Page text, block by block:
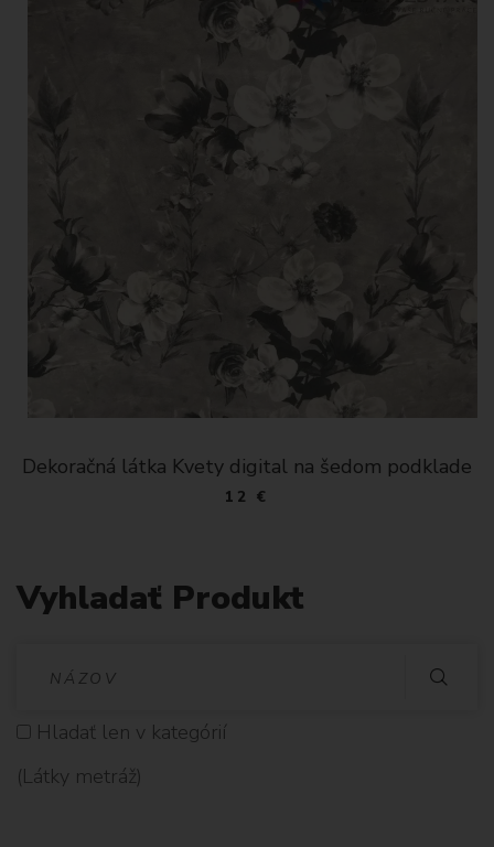
Dekoračná látka Kvety digital na šedom podklade
12 €
Vyhladať Produkt
Hladať len v kategórií
(Látky metráž)